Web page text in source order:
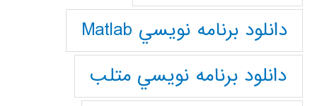
دانلود برنامه نويسي Matlab
دانلود برنامه نويسي متلب